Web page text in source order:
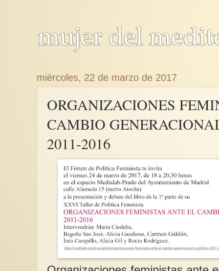
miércoles, 22 de marzo de 2017
ORGANIZACIONES
CAMBIO
2011-2016